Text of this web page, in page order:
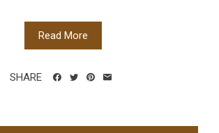
Read More
SHARE